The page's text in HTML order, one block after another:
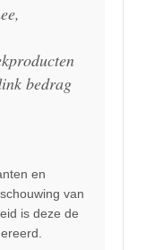
bedrag
en
van
is deze de